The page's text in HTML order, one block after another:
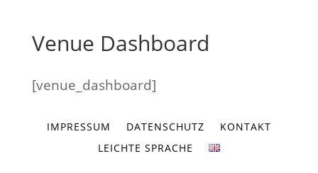
Venue Dashboard
[venue_dashboard]
IMPRESSUM DATENSCHUTZ
KONTAKT
LEICHTE SPRACHE